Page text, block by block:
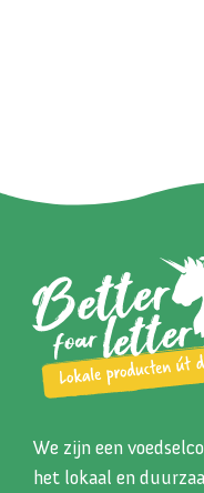
We zijn een
het lokaal en